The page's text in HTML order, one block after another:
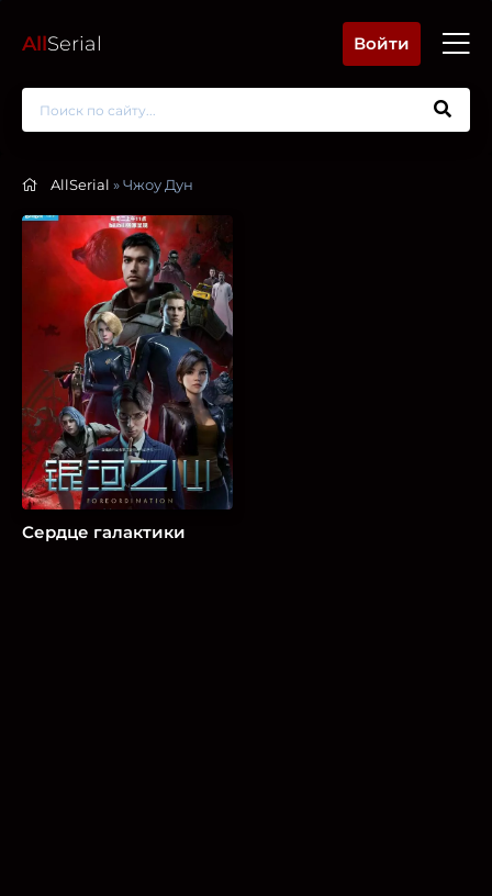
AllSerial Войти
AllSerial » Чжоу Дун
Сердце галактики